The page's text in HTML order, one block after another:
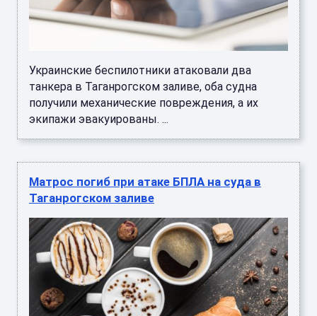
Украинские беспилотники атаковали два
танкера в Таганрогском заливе, оба судна
получили механические повреждения, а их
экипажи эвакуированы. ...
Матрос погиб при атаке БПЛА на суда в
Таганрогском заливе